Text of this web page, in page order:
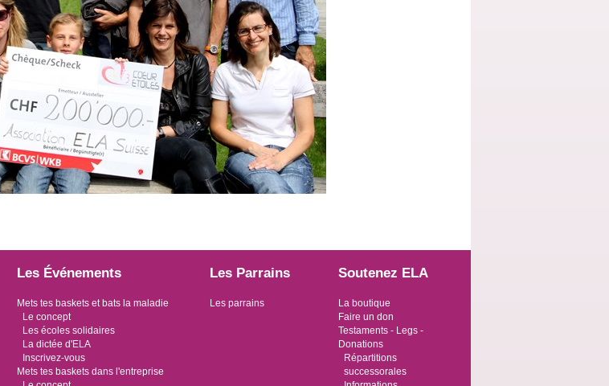
Les Événements
Mets tes baskets et bats la maladie
Le concept
Les écoles solidaires
La dictée d'ELA
Inscrivez-vous
Mets tes baskets dans l'entreprise
Les Parrains
Les parrains
Soutenez ELA
La boutique
Faire un don
Testaments - Legs -
Donations
Répartitions
successorales